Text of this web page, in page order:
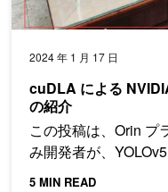
2024 年 1 月 17 日
cuDLA による
の紹介
この投稿は、Orin プ
み開発者が、
5 MIN READ